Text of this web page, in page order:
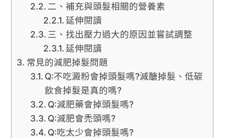
二、補充與頭髮相關的營養素
延伸閱讀
三、找出壓力過大的原因並嘗試調整
延伸閱讀
常見的減肥掉髮問題
Q:不吃澱粉會掉頭髮嗎?減醣掉髮、低碳
飲食掉髮是真的嗎?
Q:減肥藥會掉頭髮嗎?
Q:減肥會禿頭嗎?
Q:吃太少會掉頭髮嗎?